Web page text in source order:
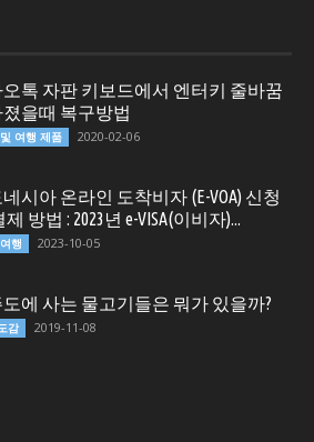
톡 자판 키보드에서 엔터키 줄바꿈
을때 복구방법
여행 제품 2020-02-06
시아 온라인 도착비자 (E-VOA) 신청
제 방법 : 2023년 e-VISA(이비자)...
행 2023-10-05
에 사는 물고기들은 뭐가 있을까?
감 2019-11-08